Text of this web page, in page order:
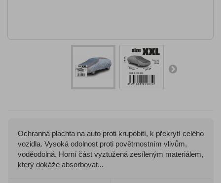
Ochranná plachta na auto proti krupobití, k překrytí celého
vozidla. Vysoká odolnost proti povětrnostním vlivům,
voděodolná. Horní část vyztužená zesíleným materiálem,
který dokáže absorbovat...